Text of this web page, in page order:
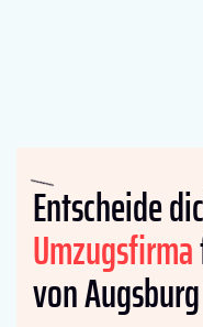
Entscheide
Umzugsfirma
von